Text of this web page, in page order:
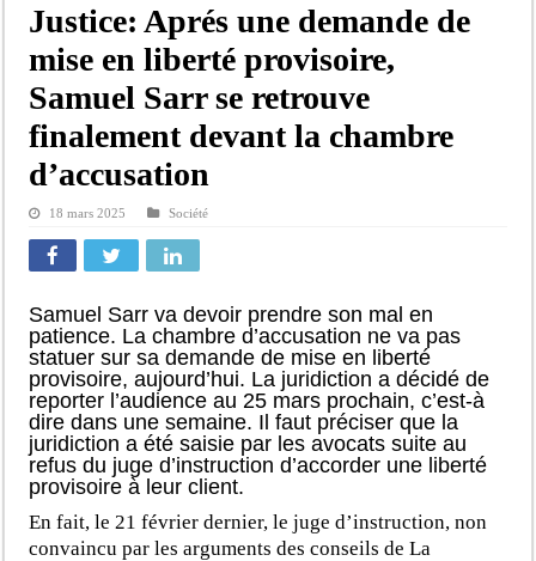
Justice: Aprés une demande de
mise en liberté provisoire,
Samuel Sarr se retrouve
finalement devant la chambre
d’accusation
18 mars 2025 Société
Samuel Sarr va devoir prendre son mal en
patience. La chambre d’accusation ne va pas
statuer sur sa demande de mise en liberté
provisoire, aujourd’hui. La juridiction a décidé de
reporter l’audience au 25 mars prochain, c’est-à
dire dans une semaine. Il faut préciser que la
juridiction a été saisie par les avocats suite au
refus du juge d’instruction d’accorder une liberté
provisoire à leur client.
En fait, le 21 février dernier, le juge d’instruction, non
convaincu par les arguments des conseils de La